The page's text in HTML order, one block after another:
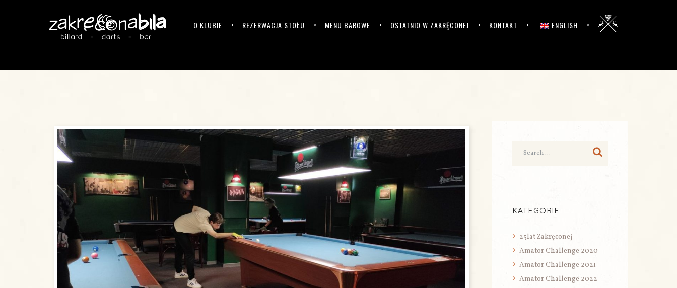
O KLUBIE REZERWACJA STOŁU MENU BAROWE OSTATNIO W ZAKRĘCONEJ KONTAKT ENGLISH
KATEGORIE
25lat Zakręconej
Amator Challenge 2020
Amator Challenge 2021
Amator Challenge 2022